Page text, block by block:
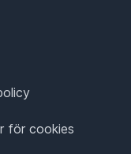
för cookies